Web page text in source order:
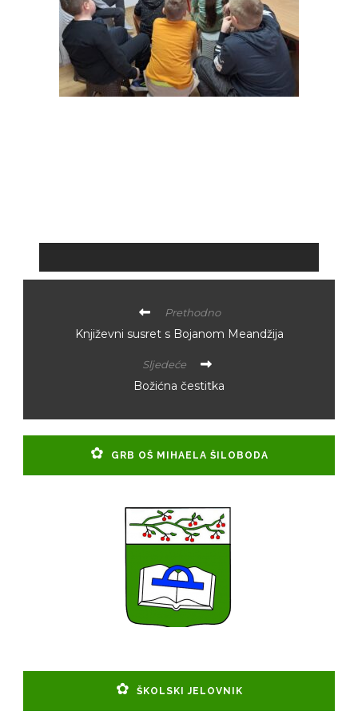
Prethodno
Književni susret s Bojanom Meandžija
Sljedeće
Božićna čestitka
GRB OŠ MIHAELA ŠILOBODA
ŠKOLSKI JELOVNIK